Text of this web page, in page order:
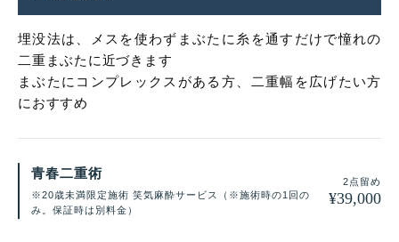
埋没法は、メスを使わずまぶたに糸を通すだけで憧れの
二重まぶたに近づきます
まぶたにコンプレックスがある方、二重幅を広げたい方
におすすめ
青春二重術
※20歳未満限定施術 笑気麻酔サービス（※施術時の1回の
み。保証時は別料金）
2点留め
¥39,000